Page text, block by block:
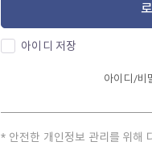
아이디 저장
아이디/비
안전한 개인정보 관리를 위해